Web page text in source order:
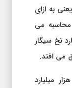
به ازای
می
۵۵ تا ۶۰ میلیارد نخ سیگار
روزانه ۲۰ میلیارد تومان و سالی ۱۰۰ هزار میلیارد